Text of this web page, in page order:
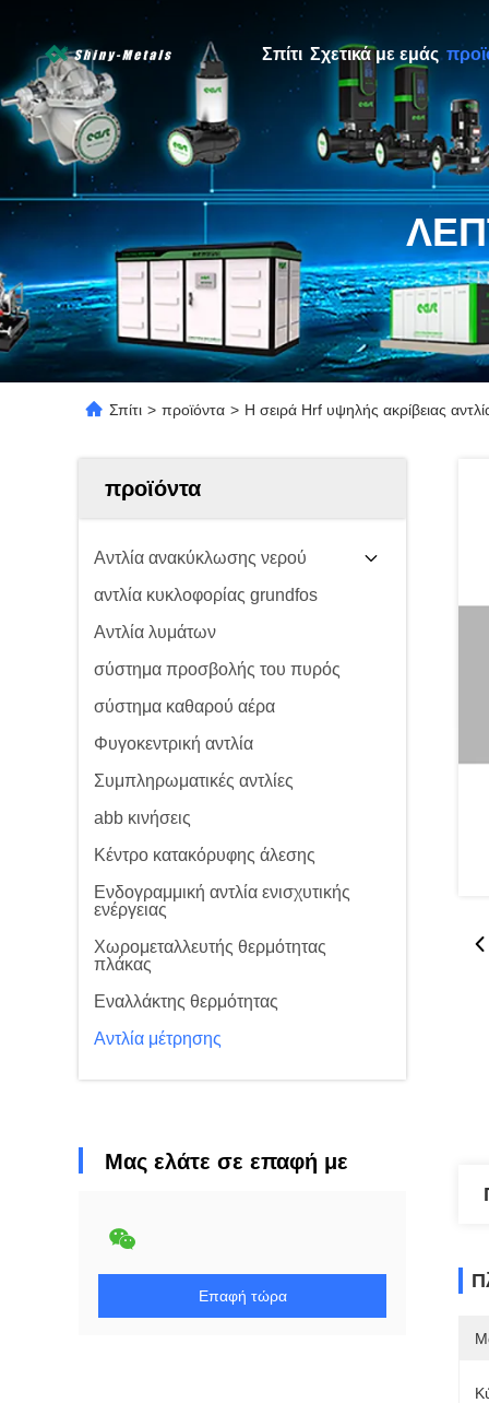
Σπίτι Σχετικά με εμάς
Σπίτι > προϊόντα > Η σειρά Hrf υψηλής ακρίβειας
προϊόντα
Αντλία ανακύκλωσης νερού
αντλία κυκλοφορίας grundfos
Αντλία λυμάτων
σύστημα προσβολής του πυρός
σύστημα καθαρού αέρα
Φυγοκεντρική αντλία
Συμπληρωματικές αντλίες
abb κινήσεις
Κέντρο κατακόρυφης άλεσης
Ενδογραμμική αντλία ενισχυτικής
ενέργειας
Χωρομεταλλευτής θερμότητας
πλάκας
Εναλλάκτης θερμότητας
Αντλία μέτρησης
Μας ελάτε σε επαφή με
Επαφή τώρα